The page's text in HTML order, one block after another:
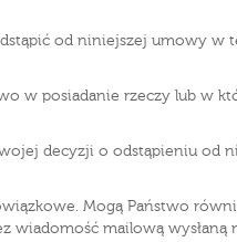
od niniejszej umowy w
w posiadanie rzeczy lub w
decyzji o odstąpieniu od
Mogą Państwo
mailową wysłaną